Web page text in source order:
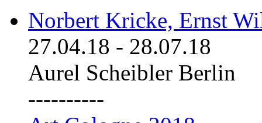
Norbert Kricke, Ernst
27.04.18 - 28.07.18
Aurel Scheibler Berlin
----------